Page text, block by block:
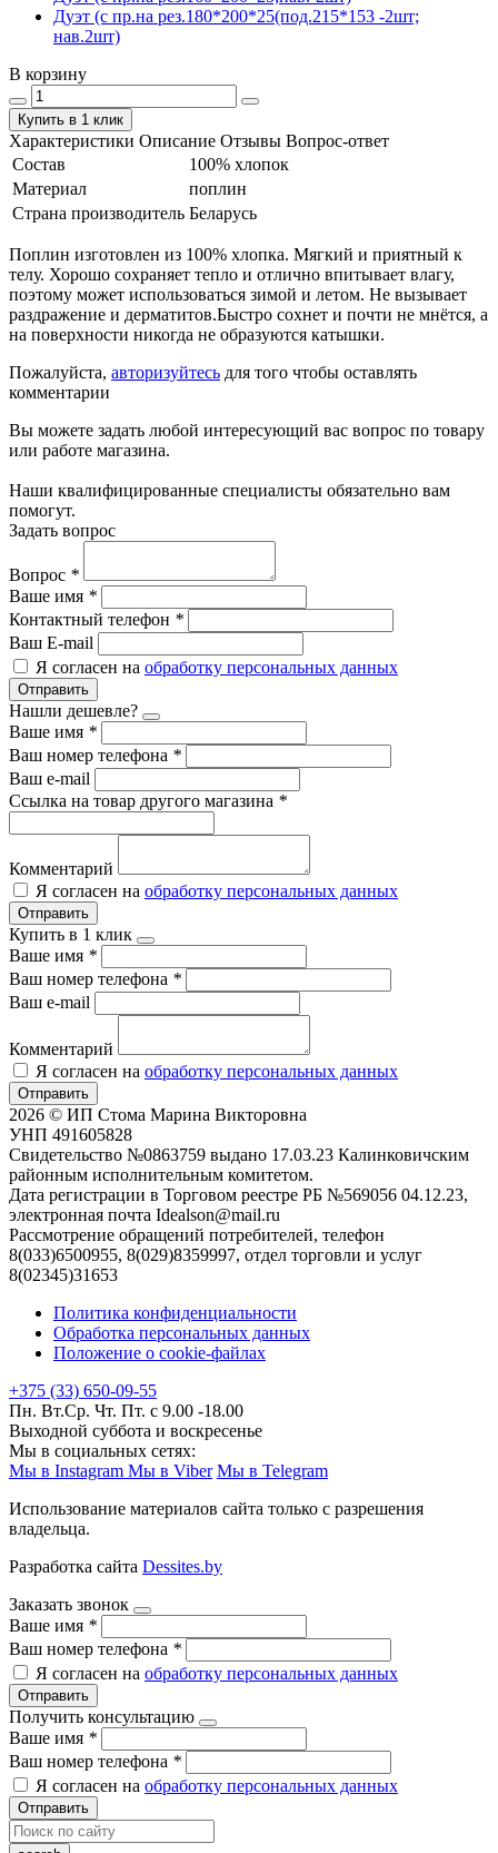
Дуэт (с пр.на рез.180*200*25(под.215*153 -2шт;
нав.2шт)
В корзину
Купить в 1 клик
Характеристики Описание Отзывы Вопрос-ответ
Состав
100% хлопок
Материал
поплин
Страна производитель Беларусь
Поплин изготовлен из 100% хлопка. Мягкий и приятный к
телу. Хорошо сохраняет тепло и отлично впитывает влагу,
поэтому может использоваться зимой и летом. Не вызывает
раздражение и дерматитов.Быстро сохнет и почти не мнётся, а
на поверхности никогда не образуются катышки.
Пожалуйста, авторизуйтесь для того чтобы оставлять
комментарии
Вы можете задать любой интересующий вас вопрос по товару
или работе магазина.
Наши квалифицированные специалисты обязательно вам
помогут.
Задать вопрос
Вопрос *
Ваше имя *
Контактный телефон *
Ваш E-mail
Я согласен на обработку персональных данных
Отправить
Нашли дешевле?
Ваше имя *
Ваш номер телефона *
Ваш e-mail
Ссылка на товар другого магазина *
Комментарий
Я согласен на обработку персональных данных
Отправить
Купить в 1 клик
Ваше имя *
Ваш номер телефона *
Ваш e-mail
Комментарий
Я согласен на обработку персональных данных
Отправить
2026 © ИП Стома Марина Викторовна
УНП 491605828
Свидетельство №0863759 выдано 17.03.23 Калинковичским
районным исполнительным комитетом.
Дата регистрации в Торговом реестре РБ №569056 04.12.23,
электронная почта Idealson@mail.ru
Рассмотрение обращений потребителей, телефон
8(033)6500955, 8(029)8359997, отдел торговли и услуг
8(02345)31653
Политика конфиденциальности
Обработка персональных данных
Положение о cookie-файлах
+375 (33) 650-09-55
Пн. Вт.Ср. Чт. Пт. с 9.00 -18.00
Выходной суббота и воскресенье
Мы в социальных сетях:
Мы в Instagram Мы в Viber Мы в Telegram
Использование материалов сайта только с разрешения
владельца.
Разработка сайта Dessites.by
Заказать звонок
Ваше имя *
Ваш номер телефона *
Я согласен на обработку персональных данных
Отправить
Получить консультацию
Ваше имя *
Ваш номер телефона *
Я согласен на обработку персональных данных
Отправить